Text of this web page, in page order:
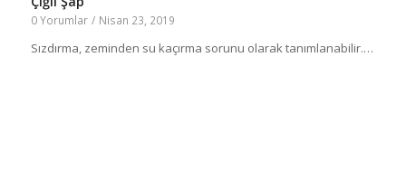
0 Yorumlar / Nisan 23, 2019
Sızdırma, zeminden su kaçırma sorunu olarak tanımlanabilir.…